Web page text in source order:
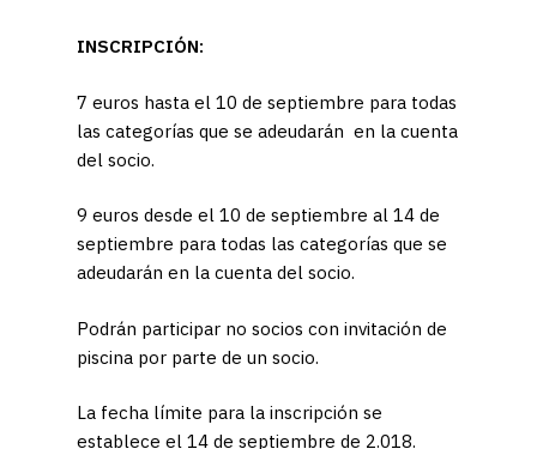
INSCRIPCIÓN:
7 euros hasta el 10 de septiembre para todas
las categorías que se adeudarán en la cuenta
del socio.
9 euros desde el 10 de septiembre al 14 de
septiembre para todas las categorías que se
adeudarán en la cuenta del socio.
Podrán participar no socios con invitación de
piscina por parte de un socio.
La fecha límite para la inscripción se
establece el 14 de septiembre de 2.018.